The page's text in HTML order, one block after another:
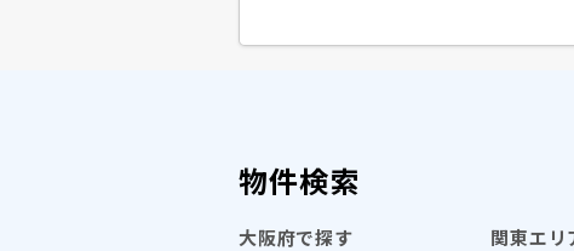
物件検索
大阪府で探す
関東エリ